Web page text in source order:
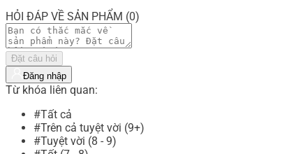
HỎI ĐÁP VỀ SẢN PHẨM (0)
Đặt câu hỏi
Đăng nhập
Từ khóa liên quan:
#Tất cả
#Trên cả tuyệt vời (9+)
#Tuyệt vời (8 - 9)